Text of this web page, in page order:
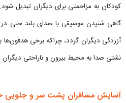
کودکان به مزاحمتی برای دیگران تبدیل
گاهی شنیدن موسیقی با صدای بلند حتی در
آزردگی دیگران گردد، چراکه برخی
نشتی صدا به محیط بیرون و ناراحتی
آسایش مسافران پشت سر و جلویی